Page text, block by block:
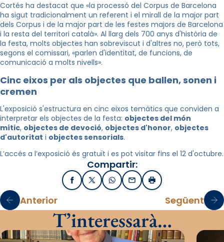
Cortés ha destacat que «la processó del Corpus de Barcelona
ha sigut tradicionalment un referent i el mirall de la major part
dels Corpus i de la major part de les festes majors de Barcelona
i la resta del territori català». Al llarg dels 700 anys d'història de
la festa, molts objectes han sobreviscut i d'altres no, però tots,
segons el comissari, «parlen d'identitat, de funcions, de
comunicació a molts nivells».
Cinc eixos per als objectes que ballen, sonen i
cremen
L'exposició s'estructura en cinc eixos temàtics que conviden a
interpretar els objectes de la festa: objectes del món
mític, objectes de devoció, objectes d'honor, objectes
d'autoritat i objectes sensorials.
L’accés a l’exposició és gratuït i es pot visitar fins el 12 d'octubre.
Compartir:
FacebookX / TwitterWhatsApp
EmailImprimir
Anterior Següent
T’interessarà…